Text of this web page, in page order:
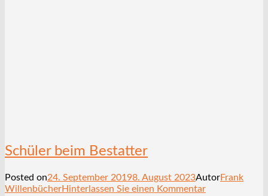
Schüler beim Bestatter
Posted on24. September 20198. August 2023AutorFrank
WillenbücherHinterlassen Sie einen Kommentar